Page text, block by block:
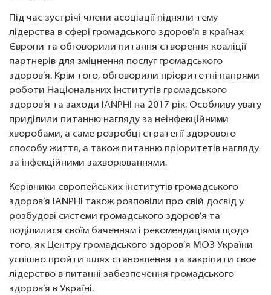
Під час зустрічі члени асоціації підняли тему
лідерства в сфері громадського здоров’я в країнах
Європи та обговорили питання створення коаліції
партнерів для зміцнення послуг громадського
здоров’я. Крім того, обговорили пріоритетні напрями
роботи Національних інститутів громадського
здоров’я та заходи IANPHI на 2017 рік. Особливу увагу
приділили питанню нагляду за неінфекційними
хворобами, а саме розробці стратегії здорового
способу життя, а також питанню пріоритетів нагляду
за інфекційними захворюваннями.
Керівники європейських інститутів громадського
здоров’я IANPHI також розповіли про свій досвід у
розбудові системи громадського здоров’я та
поділилися своїм баченням і рекомендаціями щодо
того, як Центру громадського здоров’я МОЗ України
успішно пройти шлях становлення та закріпити своє
лідерство в питанні забезпечення громадського
здоров’я в Україні.